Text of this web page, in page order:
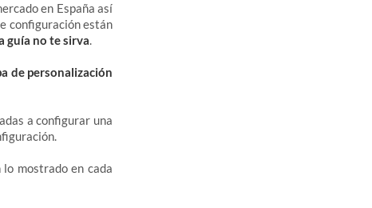
en España así
configuración están
guía no te sirva.
de personalización
a configurar una
mostrado en cada